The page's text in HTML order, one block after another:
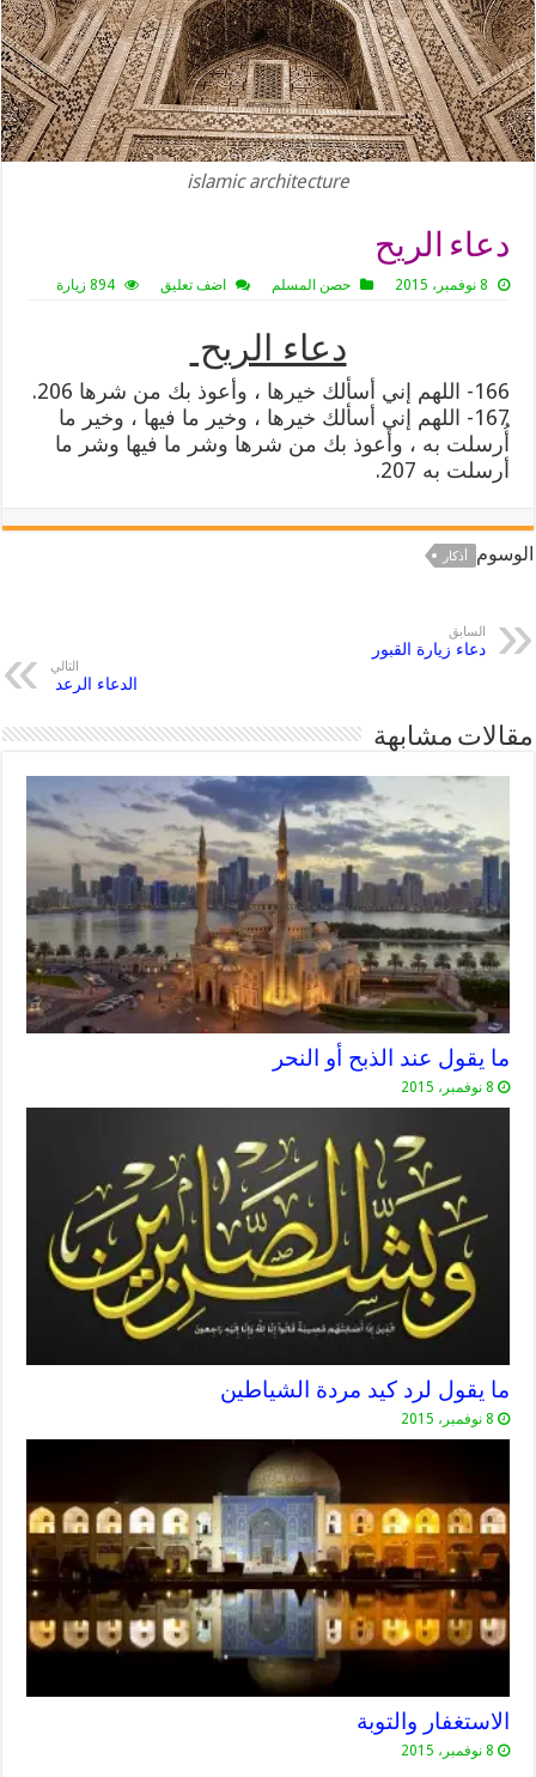
islamic architecture
دعاء الريح
8 نوفمبر، 2015 حصن المسلم اضف تعليق 894 زيارة
دعاء الريح
166- اللهم إني أسألك خيرها ، وأعوذ بك من شرها 206.
167- اللهم إني أسألك خيرها ، وخير ما فيها ، وخير ما
أُرسلت به ، وأعوذ بك من شرها وشر ما فيها وشر ما
أرسلت به 207.
الوسوم أذكار
السابق
دعاء زيارة القبور
التالي
الدعاء الرعد
مقالات مشابهة
ما يقول عند الذبح أو النحر
8 نوفمبر، 2015
ما يقول لرد كيد مردة الشياطين
8 نوفمبر، 2015
الاستغفار والتوبة
8 نوفمبر، 2015